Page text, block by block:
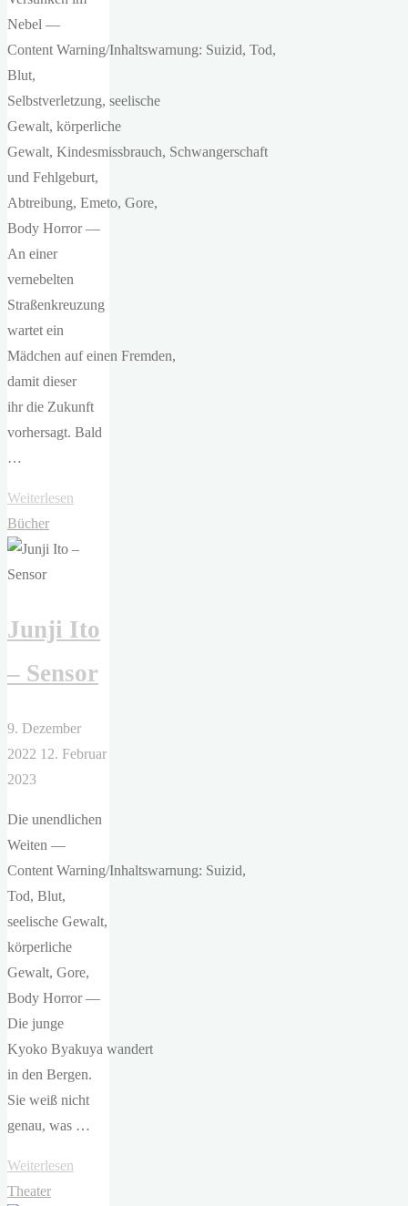
Nebel —
Content Warning/Inhaltswarnung: Suizid, Tod,
Blut,
Selbstverletzung, seelische
Gewalt, körperliche
Gewalt, Kindesmissbrauch, Schwangerschaft
und Fehlgeburt,
Abtreibung, Emeto, Gore,
Body Horror —
An einer
vernebelten
Straßenkreuzung
wartet ein
Mädchen auf einen Fremden,
damit dieser
ihr die Zukunft
vorhersagt. Bald
…
Weiterlesen
Lovesickness:
Bücher
Junji Ito
– Sensor
9. Dezember
2022 12. Februar
2023
Die unendlichen
Weiten —
Content Warning/Inhaltswarnung: Suizid,
Tod, Blut,
seelische Gewalt,
körperliche
Gewalt, Gore,
Body Horror —
Die junge
Kyoko Byakuya wandert
in den Bergen.
Sie weiß nicht
genau, was …
Weiterlesen
Theater